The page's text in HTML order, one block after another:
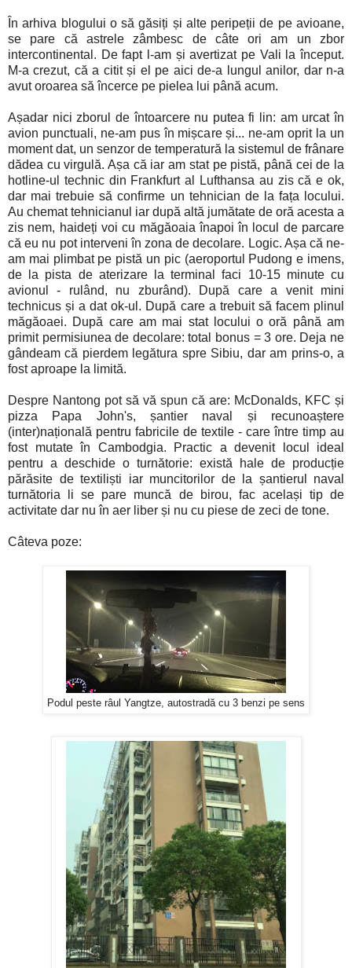
În arhiva blogului o să găsiți și alte peripeții de pe avioane,
se pare că astrele zâmbesc de câte ori am un zbor
intercontinental. De fapt l-am și avertizat pe Vali la început.
M-a crezut, că a citit și el pe aici de-a lungul anilor, dar n-a
avut oroarea să încerce pe pielea lui până acum.
Așadar nici zborul de întoarcere nu putea fi lin: am urcat în
avion punctuali, ne-am pus în mișcare și... ne-am oprit la un
moment dat, un senzor de temperatură la sistemul de frânare
dădea cu virgulă. Așa că iar am stat pe pistă, până cei de la
hotline-ul technic din Frankfurt al Lufthansa au zis că e ok,
dar mai trebuie să confirme un tehnician de la fața locului.
Au chemat tehnicianul iar după altă jumătate de oră acesta a
zis nem, haideți voi cu măgăoaia înapoi în locul de parcare
că eu nu pot interveni în zona de decolare. Logic. Așa că ne-
am mai plimbat pe pistă un pic (aeroportul Pudong e imens,
de la pista de aterizare la terminal faci 10-15 minute cu
avionul - rulând, nu zburând). După care a venit mini
technicus și a dat ok-ul. După care a trebuit să facem plinul
măgăoaei. După care am mai stat locului o oră până am
primit permisiunea de decolare: total bonus = 3 ore. Deja ne
gândeam că pierdem legătura spre Sibiu, dar am prins-o, a
fost aproape la limită.
Despre Nantong pot să vă spun că are: McDonalds, KFC și
pizza Papa John's, șantier naval și recunoaștere
(inter)națională pentru fabricile de textile - care între timp au
fost mutate în Cambodgia. Practic a devenit locul ideal
pentru a deschide o turnătorie: există hale de producție
părăsite de textiliști iar muncitorilor de la șantierul naval
turnătoria li se pare muncă de birou, fac același tip de
activitate dar nu în aer liber și nu cu piese de zeci de tone.
Câteva poze:
Podul peste râul Yangtze, autostradă cu 3 benzi pe sens